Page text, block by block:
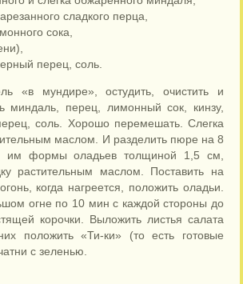
сладкого перца,
сока,
перец, соль.
«в мундире», остудить, очистить и
миндаль, перец, лимонный сок, кинзу,
соль. Хорошо перемешать. Слегка
маслом. И разделить пюре на 8
им формы оладьев толщиной 1,5 см,
растительным маслом. Поставить на
когда нагреется, положить оладьи.
огне по 10 мин с каждой стороны до
корочки. Выложить листья салата
положить «Ти-ки» (то есть готовые
с зеленью.